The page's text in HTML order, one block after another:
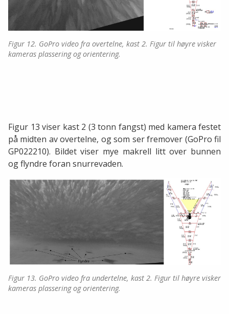
Figur 12. GoPro video fra overtelne, kast 2. Figur til høyre visker
kameras plassering og orientering.
Figur 13 viser kast 2 (3 tonn fangst) med kamera festet
på midten av overtelne, og som ser fremover (GoPro fil
GP022210). Bildet viser mye makrell litt over bunnen
og flyndre foran snurrevaden.
Figur 13. GoPro video fra undertelne, kast 2. Figur til høyre visker
kameras plassering og orientering.